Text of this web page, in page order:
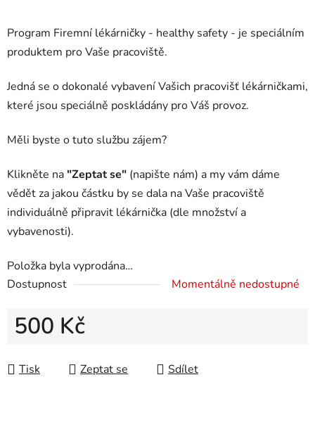
Program Firemní lékárničky - healthy safety - je speciálním
produktem pro Vaše pracoviště.
Jedná se o dokonalé vybavení Vašich pracovišť lékárničkami,
které jsou speciálně poskládány pro Váš provoz.
Měli byste o tuto službu zájem?
Klikněte na "Zeptat se" (napište nám) a my vám dáme
vědět za jakou částku by se dala na Vaše pracoviště
individuálně připravit lékárnička (dle množství a
vybavenosti).
Položka byla vyprodána…
Dostupnost
Momentálně nedostupné
500 Kč
Tisk
Zeptat se Sdílet